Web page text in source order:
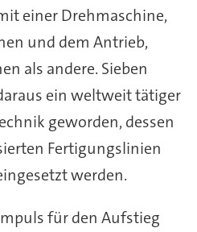
einer Drehmaschine,
und dem Antrieb,
als andere. Sieben
ein weltweit tätiger
geworden, dessen
Fertigungslinien
werden.
für den Aufstieg